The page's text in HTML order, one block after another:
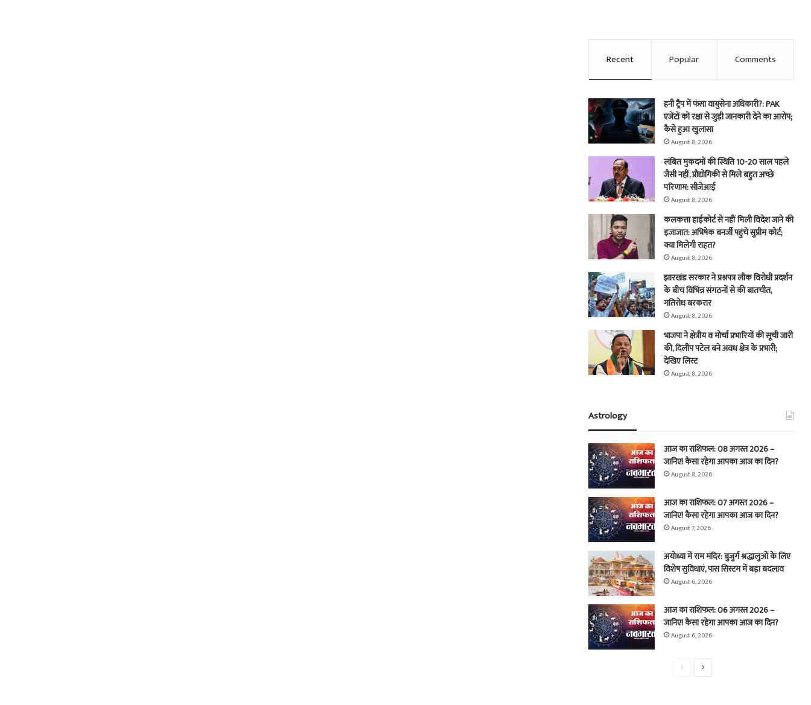
Recent Popular Comments
हनी ट्रैप में फंसा वायुसेना अधिकारी?: PAK
एजेंटों को रक्षा से जुड़ी जानकारी देने का आरोप;
कैसे हुआ खुलासा
August 8, 2026
लंबित मुकदमों की स्थिति 10-20 साल पहले
जैसी नहीं, प्रौद्योगिकी से मिले बहुत अच्छे
परिणाम: सीजेआई
August 8, 2026
कलकत्ता हाईकोर्ट से नहीं मिली विदेश जाने की
इजाजात: अभिषेक बनर्जी पहुंचे सुप्रीम कोर्ट;
क्या मिलेगी राहत?
August 8, 2026
झारखंड सरकार ने प्रश्नपत्र लीक विरोधी प्रदर्शन
के बीच विभिन्न संगठनों से की बातचीत,
गतिरोध बरकरार
August 8, 2026
भाजपा ने क्षेत्रीय व मोर्चा प्रभारियों की सूची जारी
की, दिलीप पटेल बने अवध क्षेत्र के प्रभारी;
देखिए लिस्ट
August 8, 2026
Astrology
आज का राशिफल: 08 अगस्त 2026 –
जानिए! कैसा रहेगा आपका आज का दिन?
August 8, 2026
आज का राशिफल: 07 अगस्त 2026 –
जानिए! कैसा रहेगा आपका आज का दिन?
August 7, 2026
अयोध्या में राम मंदिर: बुजुर्ग श्रद्धालुओं के लिए
विशेष सुविधाएं, पास सिस्टम में बड़ा बदलाव
August 6, 2026
आज का राशिफल: 06 अगस्त 2026 –
जानिए! कैसा रहेगा आपका आज का दिन?
August 6, 2026
PreviousNext